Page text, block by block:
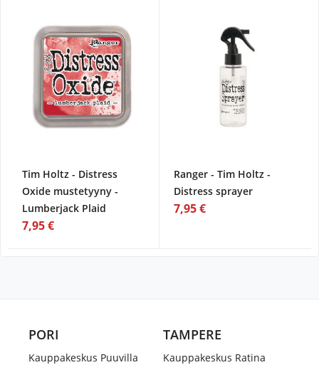
Tim Holtz - Distress
Oxide mustetyyny -
Lumberjack Plaid
7,95 €
Ranger - Tim Holtz -
Distress sprayer
7,95 €
PORI
Kauppakeskus Puuvilla
TAMPERE
Kauppakeskus Ratina